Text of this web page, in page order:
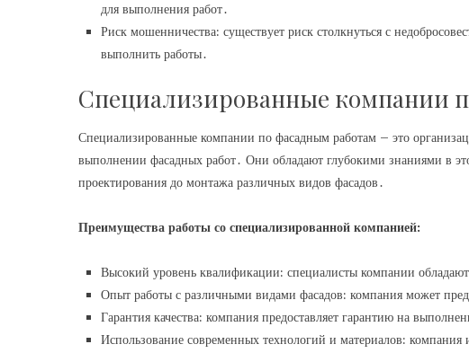
для выполнения работ․
Риск мошенничества: существует риск столкнуться с
выполнить работы․
Специализированные компании
Специализированные компании по фасадным работам – это
выполнении фасадных работ․ Они обладают глубокими знаниями в
проектирования до монтажа различных видов фасадов․
Преимущества работы со специализированной компанией:
Высокий уровень квалификации: специалисты компании
Опыт работы с различными видами фасадов: компания может
Гарантия качества: компания предоставляет гарантию на
Использование современных технологий и материалов: компания